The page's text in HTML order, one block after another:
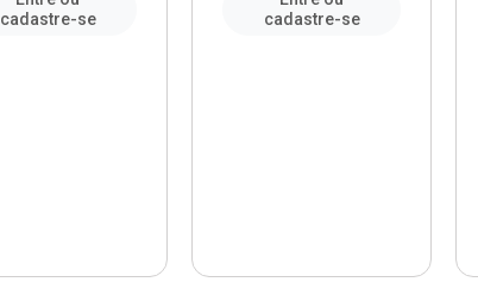
cadastre-se
cadastre-se